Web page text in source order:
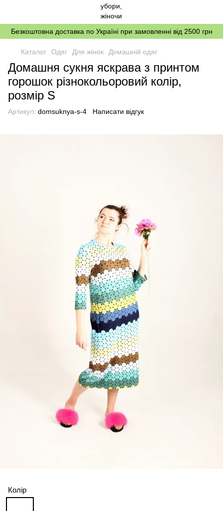
Безкоштовна доставка по Україні при замовленні від 2500 грн
Каталог Одяг Для жінок Домашній одяг
Домашня сукня яскрава з принтом
горошок різнокольоровий колір,
розмір S
Артикул: domsuknya-s-4 Написати відгук
Колір